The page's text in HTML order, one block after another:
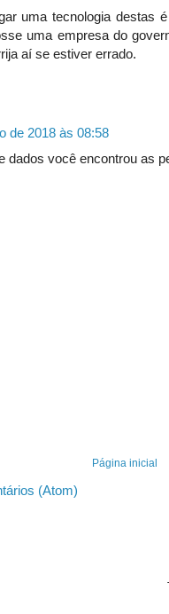
uma tecnologia destas
uma empresa do
aí se estiver errado.
de 2018 às 08:58
dados você encontrou as
Página inicial
(Atom)